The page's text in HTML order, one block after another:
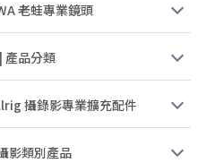
老蛙專業鏡頭
產品分類
攝錄影專業擴充配件
影類別產品